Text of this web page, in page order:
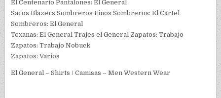
El Centenario Pantalones: El General
Sacos Blazers Sombreros Finos Sombreros: El Cartel
Sombreros: El General
Texanas: El General Trajes el General Zapatos: Trabajo
Zapatos: Trabajo Nobuck
Zapatos: Varios
El General – Shirts / Camisas – Men Western Wear